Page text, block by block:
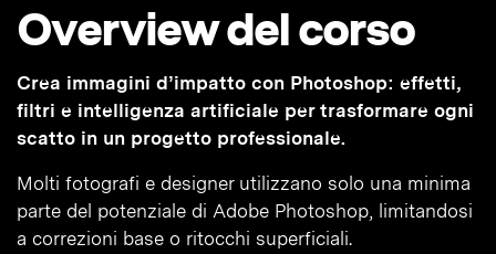
Overview del corso
Crea immagini d’impatto con Photoshop: effetti,
filtri e intelligenza artificiale per trasformare ogni
scatto in un progetto professionale.
Molti fotografi e designer utilizzano solo una minima
parte del potenziale di Adobe Photoshop, limitandosi
a correzioni base o ritocchi superficiali.